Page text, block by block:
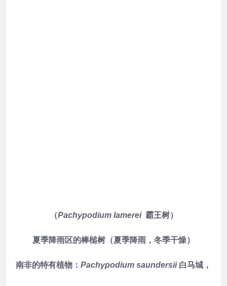
（Pachypodium lamerei 霸王树）
夏季降雨区的棒槌树（夏季降雨，冬季干燥）
南非的特有植物： Pachypodium saundersii白马城，